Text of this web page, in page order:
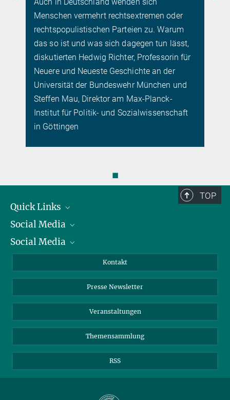
Menschen vermehrt rechtsextremen oder
rechtspopulistischen Parteien zu. Warum
das so ist und was sich dagegen tun lässt,
diskutierten Hedwig Richter, Professorin für
Neuere und Neueste Geschichte an der
Universität der Bundeswehr München und
Steffen Mau, Direktor am Max-Planck-
Institut für Politik- und Sozialwissenschaft
in Göttingen
◼
TOP
Quick Links
Präsident
Zahlen und Fakten
Meldestelle Fehlverhalten
Social Media
Bluesky
TikTok
Social Media
Instagram
YouTube
Kontakt
Presse Newsletter
Veranstaltungen
Themensammlung
RSS